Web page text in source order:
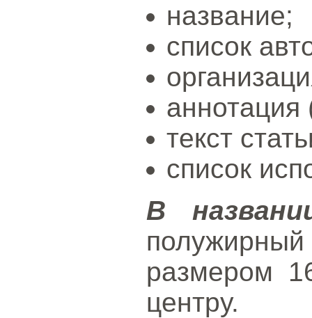
название;
список
аннотация
текст
список
В
размером
центру.